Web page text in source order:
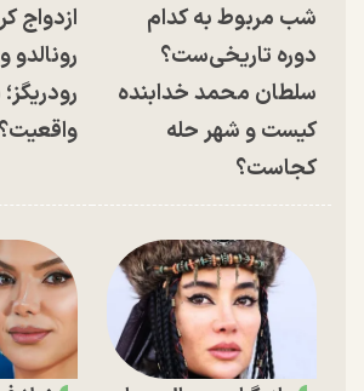
شب مربوط به کدام
دوره تاریخی‌ست؟
سلطان محمد خدابنده
کیست و شهر حله
کجاست؟
ازدواج
رونالدو